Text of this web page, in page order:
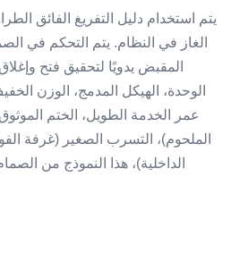
Air Compression:
0.4 ～ 0.7 ميجا باسكال
صمام زاوية يدوي
Working Media:
الهواء والبخار والغازات غير المسببة
الغاز في النظام. يتم التحكم في
المقبض يدويًا لتحقيق فتح
الوحدة، الهيكل المدمج، الوزن
عمر الخدمة الطويل، الختم
الملحوم)، التسرب الصغير (غرفة
الداخلية)، هذا النموذج من